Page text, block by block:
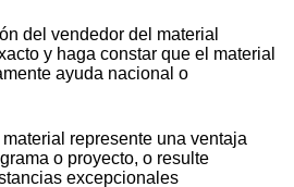
del vendedor del material
y haga constar que el material
ayuda nacional o
represente una ventaja
o proyecto, o resulte
excepcionales